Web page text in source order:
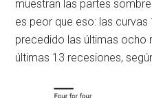
muestran las partes
es peor que eso: las curvas
precedido las últimas ocho
últimas 13 recesiones,